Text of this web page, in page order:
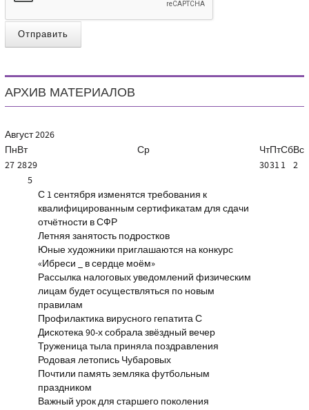
Отправить
АРХИВ МАТЕРИАЛОВ
Август2026
ПнВт Ср ЧтПтСбВс
27 2829 30311 2
5
С 1 сентября изменятся требования к
квалифицированным сертификатам для сдачи
отчётности в СФР
Летняя занятость подростков
Юные художники приглашаются на конкурс
«Ибреси _ в сердце моём»
Рассылка налоговых уведомлений физическим
лицам будет осуществляться по новым
правилам
Профилактика вирусного гепатита С
Дискотека 90-х собрала звёздный вечер
Труженица тыла приняла поздравления
Родовая летопись Чубаровых
Почтили память земляка футбольным
праздником
Важный урок для старшего поколения